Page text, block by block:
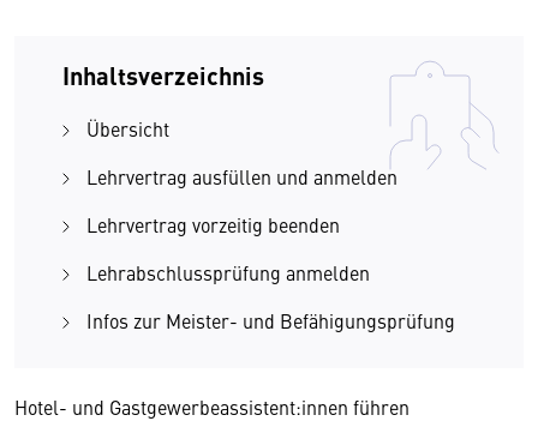
Inhaltsverzeichnis
Übersicht
Lehrvertrag ausfüllen und anmelden
Lehrvertrag vorzeitig beenden
Lehrabschlussprüfung anmelden
Infos zur Meister- und Befähigungsprüfung
Hotel- und Gastgewerbeassistent:innen führen